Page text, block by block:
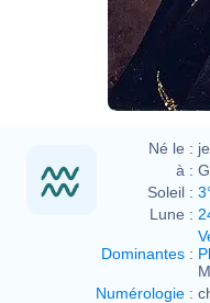
Olof
Né le :
à :
Soleil :
Lune :
Dominantes :
Numérologie :